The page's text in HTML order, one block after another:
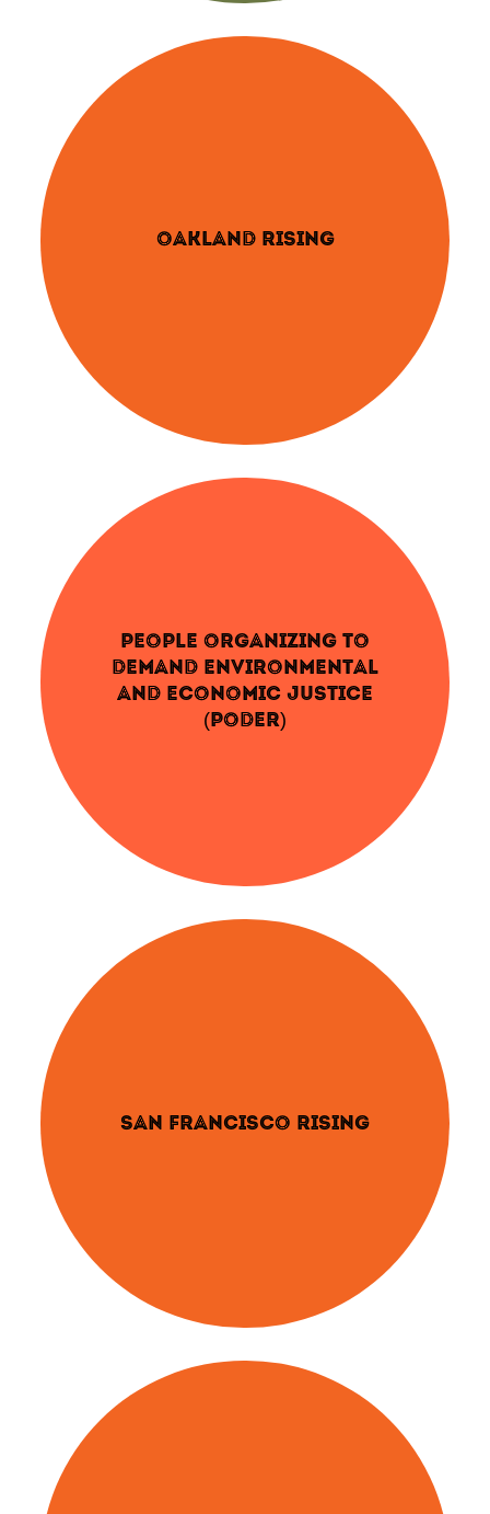
OAKLAND RISING
PEOPLE ORGANIZING TO
DEMAND ENVIRONMENTAL
AND ECONOMIC JUSTICE
(PODER)
SAN FRANCISCO RISING